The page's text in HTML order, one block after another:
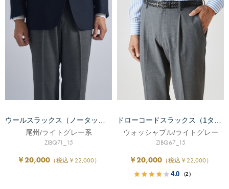
尾州/ライトグレー系
ZIBQ71_15
￥20,000 （税込￥22,000）
ウォッシャブル/ライトグレー
ZIBQ67_15
￥20,000 （税込￥22,000）
4.0 （2）